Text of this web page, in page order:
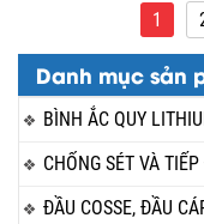
Danh mục sản
BÌNH ẮC QUY
CHỐNG SÉT VÀ
ĐẦU COSSE, ĐẦU
bài
viết
1